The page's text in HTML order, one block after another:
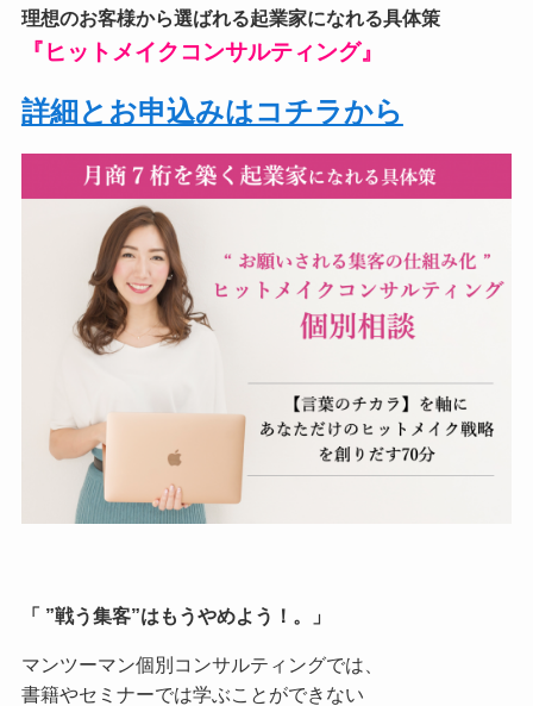
理想のお客様から選ばれる起業家になれる具体策
『ヒットメイクコンサルティング』
詳細とお申込みはコチラから
「 ”戦う集客”はもうやめよう！。」
マンツーマン個別コンサルティングでは、
書籍やセミナーでは学ぶことができない